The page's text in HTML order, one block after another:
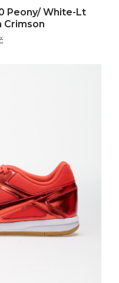
Peony/ White-Lt
Crimson